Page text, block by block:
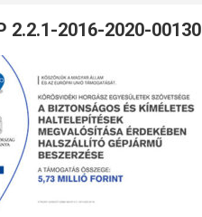
2.2.1-2016-2020-00130